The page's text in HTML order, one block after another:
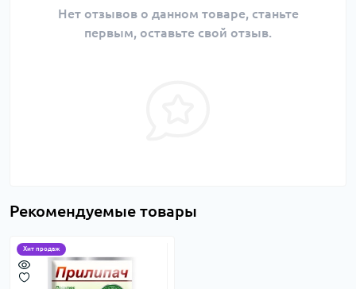
Нет отзывов о данном товаре, станьте
первым, оставьте свой отзыв.
Рекомендуемые товары
Хит продаж